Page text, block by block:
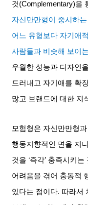
것(Complementary)을
자신만만형이 중시하
어느 유형보다 자기애
사람들과 비슷해 보이
우월한 성능과 디자인
드러내고 자기애를 확
많고 브랜드에 대한 지
모험형은 자신만만형
행동지향적인 면을 지
것을 ‘즉각’ 충족시키는
어려움을 겪어 충동적
있다는 점이다. 따라서